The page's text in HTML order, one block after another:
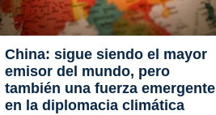
China: sigue siendo el mayor
emisor del mundo, pero
también una fuerza emergente
en la diplomacia climática